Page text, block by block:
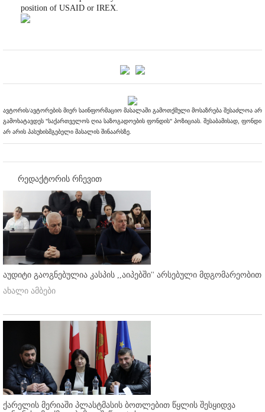
position of USAID or IREX.
ავტორის/ავტორების მიერ საინფორმაციო მასალაში გამოთქმული მოსაზრება შესაძლოა არ
გამოხატავდეს "საქართველოს ღია საზოგადოების ფონდის" პოზიციას. შესაბამისად, ფონდი
არ არის პასუხისმგებელი მასალის შინაარსზე.
რედაქტორის რჩევით
აუდიტი გაოგნებულია კასპის ,,აიპებში'' არსებული მდგომარეობით
ახალი ამბები
ქარელის მერიაში პლასტმასის ბოთლებით წყლის შესყიდვა